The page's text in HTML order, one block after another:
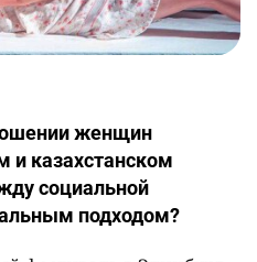
женщин
и казахстанском
социальной
подходом?